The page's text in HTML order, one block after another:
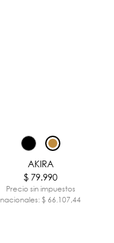
AKIRA
$ 79.990
Precio sin impuestos
nacionales: $ 66.107,44